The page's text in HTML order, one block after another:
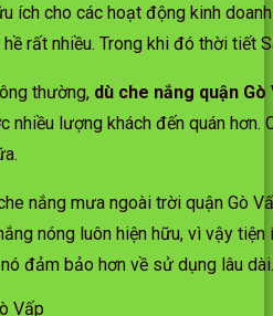
ích cho các hoạt động kinh
hề rất nhiều. Trong khi đó thời
thường, dù che nắng quận Gò
nhiều lượng khách đến quán
nắng mưa ngoài trời quận Gò
nóng luôn hiện hữu, vì vậy
đảm bảo hơn về sử dụng lâu dài.